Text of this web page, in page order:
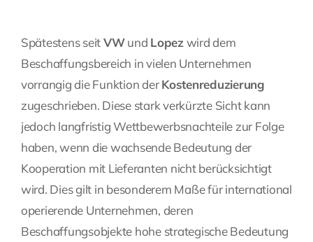
Spätestens seitVWund Lopezwird dem
Beschaffungsbereich in vielen Unternehmen
vorrangig die Funktion derKostenreduzierung
zugeschrieben. Diese stark verkürzte Sicht kann
jedoch langfristig Wettbewerbsnachteile zur Folge
haben, wenn die wachsende Bedeutung der
Kooperation mit Lieferanten nicht berücksichtigt
wird. Dies gilt in besonderem Maße für international
operierende Unternehmen, deren
Beschaffungsobjekte hohe strategische Bedeutung